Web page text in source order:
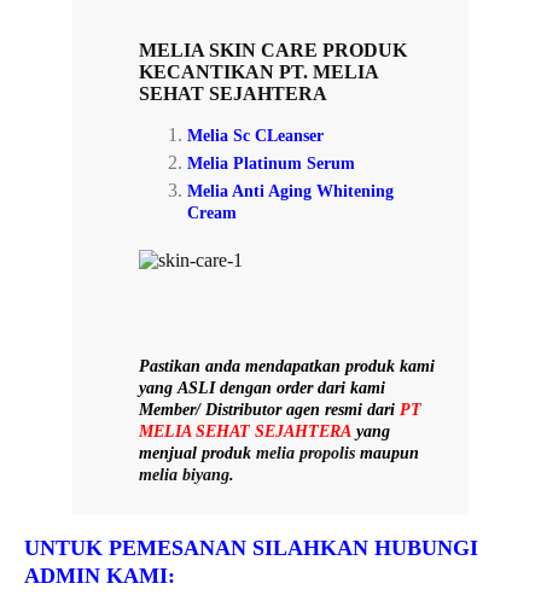
MELIA SKIN CARE PRODUK
KECANTIKAN PT. MELIA
SEHAT SEJAHTERA
Melia Sc CLeanser
Melia Platinum Serum
Melia Anti Aging Whitening
Cream
Pastikan anda mendapatkan produk kami
yangASLI dengan order dari kami
Member/ Distributor agen resmi dari PT
MELIA SEHAT SEJAHTERA yang
menjual produk melia propolis maupun
melia biyang.
UNTUK PEMESANAN SILAHKAN HUBUNGI
ADMIN KAMI: